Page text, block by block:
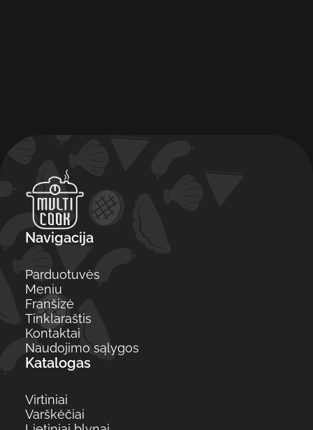
Navigacija
Parduotuvės
Meniu
Franšizė
Tinklaraštis
Kontaktai
Naudojimo sąlygos
Katalogas
Virtiniai
Varškėčiai